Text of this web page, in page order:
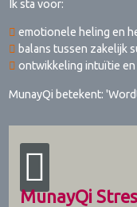
Ik sta voor:
emotionele heling en
balans tussen zakelijk
ontwikkeling intuïtie
MunayQi betekent:
MunayQi